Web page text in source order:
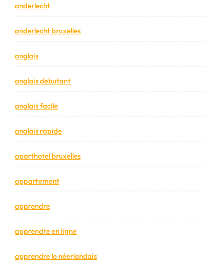
anderlecht
anderlecht bruxelles
anglais
anglais debutant
anglais facile
anglais rapide
aparthotel bruxelles
appartement
apprendre
apprendre en ligne
apprendre le néerlandais